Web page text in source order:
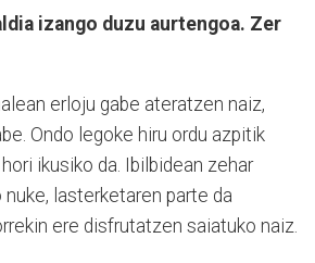
izango duzu aurtengoa. Zer
erloju gabe ateratzen naiz,
Ondo legoke hiru ordu azpitik
ikusiko da. Ibilbidean zehar
nuke, lasterketaren parte da
ere disfrutatzen saiatuko naiz.